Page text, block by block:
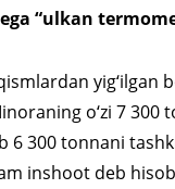
“ulkan
yig‘ilgan
o‘zi 7 300
6 300 tonnani
inshoot deb